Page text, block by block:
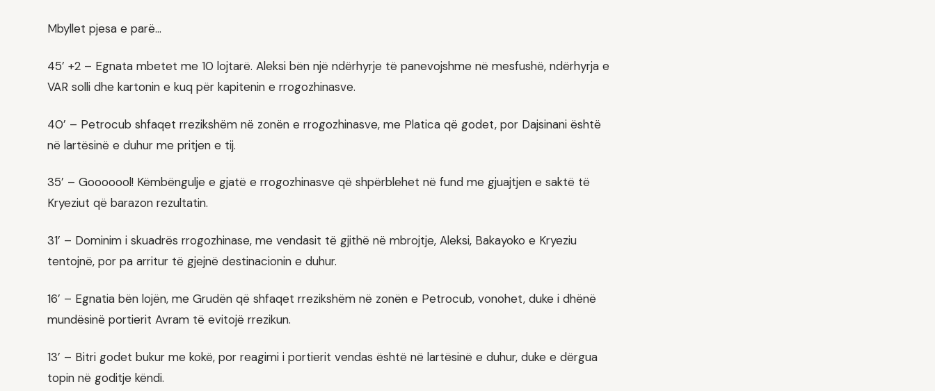
Mbyllet pjesa e parë…
45’ +2 – Egnata mbetet me 10 lojtarë. Aleksi bën një ndërhyrje të panevojshme në mesfushë, ndërhyrja e
VAR solli dhe kartonin e kuq për kapitenin e rrogozhinasve.
40’ – Petrocub shfaqet rrezikshëm në zonën e rrogozhinasve, me Platica që godet, por Dajsinani është
në lartësinë e duhur me pritjen e tij.
35’ – Gooooool! Këmbëngulje e gjatë e rrogozhinasve që shpërblehet në fund me gjuajtjen e saktë të
Kryeziut që barazon rezultatin.
31’ – Dominim i skuadrës rrogozhinase, me vendasit të gjithë në mbrojtje, Aleksi, Bakayoko e Kryeziu
tentojnë, por pa arritur të gjejnë destinacionin e duhur.
16’ – Egnatia bën lojën, me Grudën që shfaqet rrezikshëm në zonën e Petrocub, vonohet, duke i dhënë
mundësinë portierit Avram të evitojë rrezikun.
13’ – Bitri godet bukur me kokë, por reagimi i portierit vendas është në lartësinë e duhur, duke e dërgua
topin në goditje këndi.